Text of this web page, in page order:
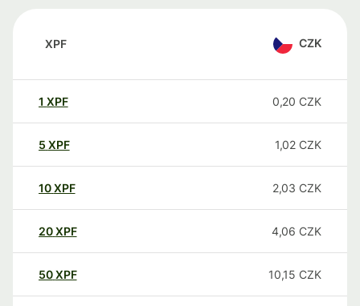
XPF CZK
1 XPF 0,20 CZK
5 XPF 1,02 CZK
10XPF 2,03 CZK
20XPF 4,06 CZK
50XPF 10,15 CZK